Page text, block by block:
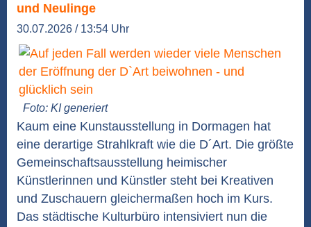
und Neulinge
30.07.2026 / 13:54 Uhr
Foto: KI generiert
Kaum eine Kunstausstellung in Dormagen hat
eine derartige Strahlkraft wie die D´Art. Die größte
Gemeinschaftsausstellung heimischer
Künstlerinnen und Künstler steht bei Kreativen
und Zuschauern gleichermaßen hoch im Kurs.
Das städtische Kulturbüro intensiviert nun die